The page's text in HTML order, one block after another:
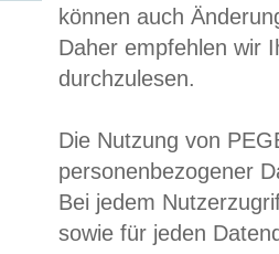
können auch
Daher empfehlen wir
durchzulesen.
Die Nutzung von
personenbezogener
Bei jedem
sowie für jeden